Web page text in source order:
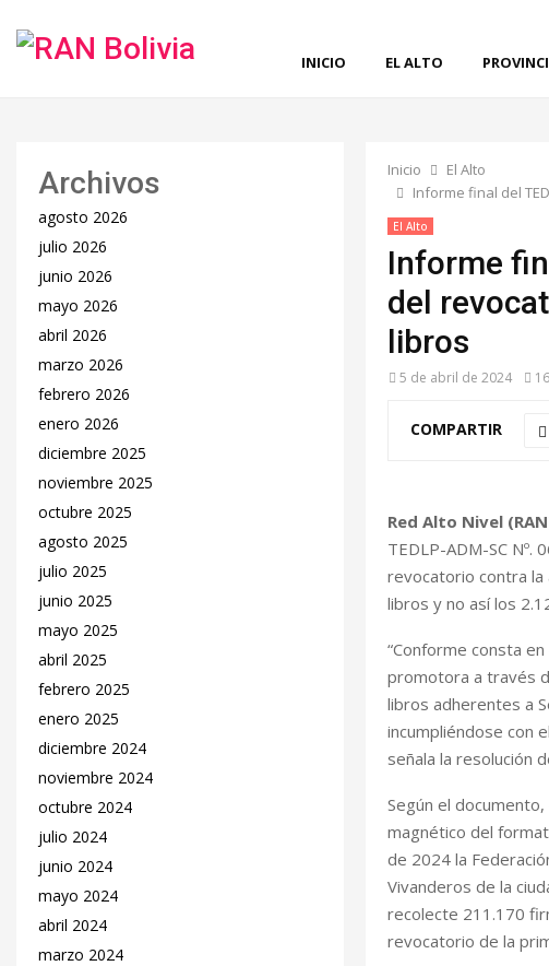
INICIO EL ALTO
Inicio
El Alto
Informe final del
El Alto
Informe
del
libros
5 de abril de 2024
COMPARTIR
Red Alto Nivel
TEDLP-ADM-SC
revocatorio contra la
libros y no así los
“Conforme consta
promotora a través
libros adherentes a
incumpliéndose con
señala la resolución
Según el
magnético del
de 2024 la
Vivanderos de la
recolecte 211.170
revocatorio de la
Archivos
agosto 2026
julio 2026
junio 2026
mayo 2026
abril 2026
marzo 2026
febrero 2026
enero 2026
diciembre 2025
noviembre 2025
octubre 2025
agosto 2025
julio 2025
junio 2025
mayo 2025
abril 2025
febrero 2025
enero 2025
diciembre 2024
noviembre 2024
octubre 2024
julio 2024
junio 2024
mayo 2024
abril 2024
marzo 2024